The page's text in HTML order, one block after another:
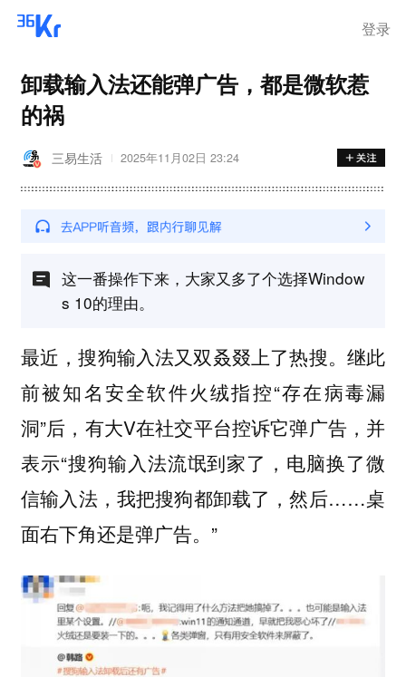
登录
卸载输入法还能弹广告，都是微软惹
的祸
三易生活 2025年11月02日 23:24
这一番操作下来，大家又多了个选择Window
s 10的理由。
最近，搜狗输入法又双叒叕上了热搜。继此
前被知名安全软件火绒指控“存在病毒漏
洞”后，有大V在社交平台控诉它弹广告，并
表示“搜狗输入法流氓到家了，电脑换了微
信输入法，我把搜狗都卸载了，然后……桌
面右下角还是弹广告。”